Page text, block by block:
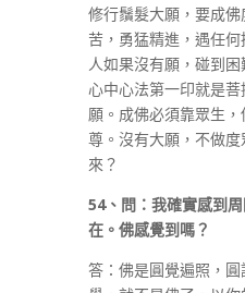
修行鬚髮大願，要成
苦，勇猛精進，遇任
人如果沒有願，碰到
心中心法第一印就是
願。成佛必須靠眾生
尊。沒有大願，不做
來？
54、問：我確實感到
在。佛感覺到嗎？
答：佛是圓覺遍照，